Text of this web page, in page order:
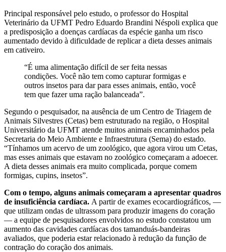
Principal responsável pelo estudo, o professor do Hospital
Veterinário da UFMT Pedro Eduardo Brandini Néspoli explica que
a predisposição a doenças cardíacas da espécie ganha um risco
aumentado devido à dificuldade de replicar a dieta desses animais
em cativeiro.
“É uma alimentação difícil de ser feita nessas
condições. Você não tem como capturar formigas e
outros insetos para dar para esses animais, então, você
tem que fazer uma ração balanceada”.
Segundo o pesquisador, na ausência de um Centro de Triagem de
Animais Silvestres (Cetas) bem estruturado na região, o Hospital
Universitário da UFMT atende muitos animais encaminhados pela
Secretaria do Meio Ambiente e Infraestrutura (Sema) do estado.
“Tínhamos um acervo de um zoológico, que agora virou um Cetas,
mas esses animais que estavam no zoológico começaram a adoecer.
A dieta desses animais era muito complicada, porque comem
formigas, cupins, insetos”.
Com o tempo, alguns animais começaram a apresentar quadros
de insuficiência cardíaca. A partir de exames ecocardiográficos, —
que utilizam ondas de ultrassom para produzir imagens do coração
— a equipe de pesquisadores envolvidos no estudo constatou um
aumento das cavidades cardíacas dos tamanduás-bandeiras
avaliados, que poderia estar relacionado à redução da função de
contração do coração dos animais.